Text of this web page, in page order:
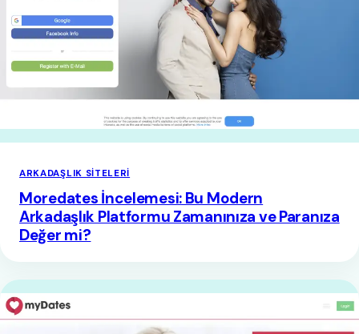
ARKADAŞLIK SITELERI
Moredates İncelemesi: Bu Modern
Arkadaşlık Platformu Zamanınıza ve Paranıza
Değer mi?